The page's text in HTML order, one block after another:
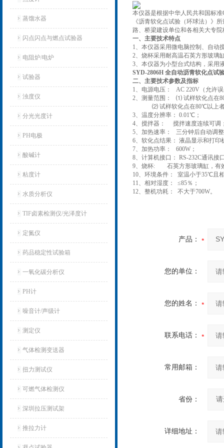
蒸馏水器
闪点闪点与燃点试验器
电阻炉/电炉
试验器
浊度仪
分光光度计
PH电极
酸碱计
粘度计
水质分析仪
TIF卤素检测仪/光泽度计
定氮仪
药品稳定性试验箱
一氧化碳分析仪
PH计
噪音计/声级计
测定仪
气体检测变送器
扭力测试仪
可燃气体检测仪
深圳拉压测试架
推拉力计
本仪器是根据中华人民共和国标
《沥青软化点试验（环球法）》
路、桥梁建设单位和各相关大专
一、主要技术特点
1、本仪器采用微电脑控制、自动
2、烧杯采用耐高温石英方形玻璃
3、本仪器为小型台式结构，采用
SYD-2806H 全自动沥青软化点试
二、主要技术参数及指标
1、电源电压： AC 220V（允许
2、测量范围： ⑴ 试样软化点在
⑵ 试样软化点在80℃以上者，
3、温度分辨率： 0.01℃；
4、搅拌器： 搅拌速度连续可调
5、加热速率： 三分钟后自动调
6、软化点结果： 液晶显示和打印
7、加热功率： 600W；
8、计算机接口： RS-232C通讯接
9、烧杯: 石英方形玻璃缸，有
10、环境条件： 室温小于35℃且
11、相对湿度： ≤85％；
12、整机功耗： 不大于700W。
产品：
您的单位：
您的姓名：
联系电话：
常用邮箱：
省份：
详细地址：